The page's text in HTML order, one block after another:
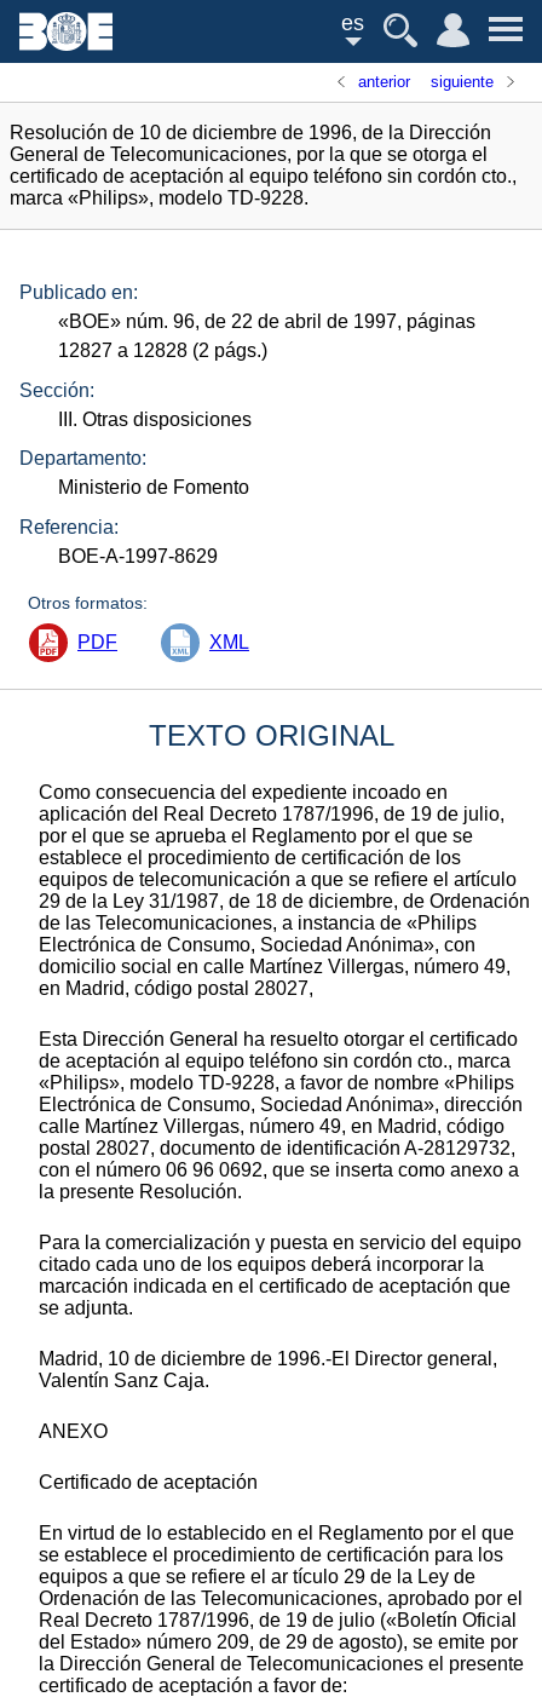
es
anterior siguiente
Resolución de 10 de diciembre de 1996, de la Dirección
General de Telecomunicaciones, por la que se otorga el
certificado de aceptación al equipo teléfono sin cordón cto.,
marca «Philips», modelo TD-9228.
Publicado en:
«BOE» núm. 96, de 22 de abril de 1997, páginas
12827 a 12828 (2 págs.)
Sección:
III. Otras disposiciones
Departamento:
Ministerio de Fomento
Referencia:
BOE-A-1997-8629
Otros formatos:
PDF XML
TEXTO ORIGINAL
Como consecuencia del expediente incoado en
aplicación del Real Decreto 1787/1996, de 19 de julio,
por el que se aprueba el Reglamento por el que se
establece el procedimiento de certificación de los
equipos de telecomunicación a que se refiere el artículo
29 de la Ley 31/1987, de 18 de diciembre, de Ordenación
de las Telecomunicaciones, a instancia de «Philips
Electrónica de Consumo, Sociedad Anónima», con
domicilio social en calle Martínez Villergas, número 49,
en Madrid, código postal 28027,
Esta Dirección General ha resuelto otorgar el certificado
de aceptación al equipo teléfono sin cordón cto., marca
«Philips», modelo TD-9228, a favor de nombre «Philips
Electrónica de Consumo, Sociedad Anónima», dirección
calle Martínez Villergas, número 49, en Madrid, código
postal 28027, documento de identificación A-28129732,
con el número 06 96 0692, que se inserta como anexo a
la presente Resolución.
Para la comercialización y puesta en servicio del equipo
citado cada uno de los equipos deberá incorporar la
marcación indicada en el certificado de aceptación que
se adjunta.
Madrid, 10 de diciembre de 1996.-El Director general,
Valentín Sanz Caja.
ANEXO
Certificado de aceptación
En virtud de lo establecido en el Reglamento por el que
se establece el procedimiento de certificación para los
equipos a que se refiere el ar tículo 29 de la Ley de
Ordenación de las Telecomunicaciones, aprobado por el
Real Decreto 1787/1996, de 19 de julio («Boletín Oficial
del Estado» número 209, de 29 de agosto), se emite por
la Dirección General de Telecomunicaciones el presente
certificado de aceptación a favor de: